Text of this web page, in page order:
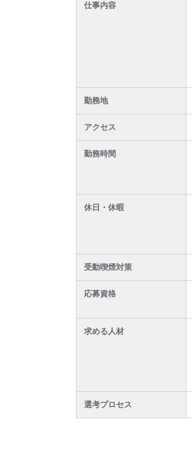
仕事内容
勤務地
アクセス
勤務時間
休日・休暇
受動喫煙対策
応募資格
求める人材
選考プロセス